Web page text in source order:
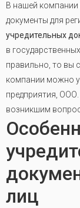
В нашей компании
документы для
учредительных
в
правильно, то вы
компании можно
предприятия,
возникшим
лиц